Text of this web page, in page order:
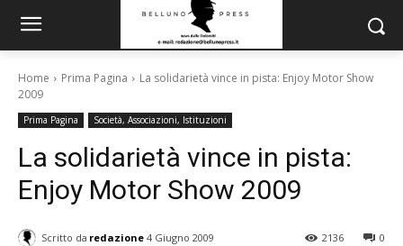
Home Prima Pagina
La solidarietà vince in pista: Enjoy Motor Show
2009
Prima Pagina Società, Associazioni, Istituzioni
La solidarietà vince in pista:
Enjoy Motor Show 2009
Scritto da redazione 4 Giugno 2009 0
2136